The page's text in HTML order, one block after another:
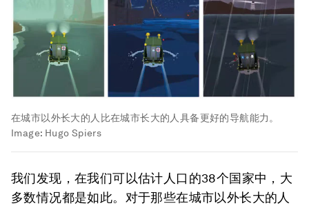
在城市以外长大的人比在城市长大的人具备更好的导航能力。
Image: Hugo Spiers
我们发现，在我们可以估计人口的38个国家中，大
多数情况都是如此。对于那些在城市以外长大的人